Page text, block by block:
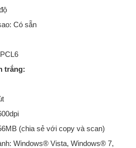
Có sẵn
trắng:
(chia sẻ với copy và scan)
Windows® Vista, Windows® 7,